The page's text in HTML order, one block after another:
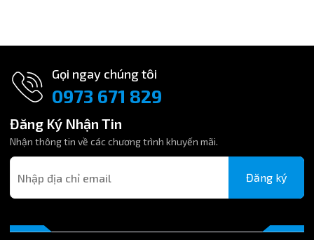
Gọi ngay chúng tôi
0973 671 829
Đăng Ký Nhận Tin
Nhận thông tin về các chương trình khuyến mãi.
Đăng ký